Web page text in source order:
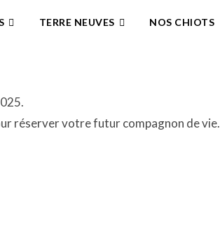
TERRE NEUVES NOS CHIOTS
réserver votre futur compagnon de vie.